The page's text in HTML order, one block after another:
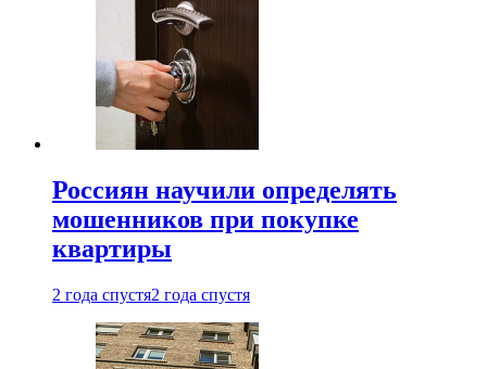
Россиян научили определять
мошенников при покупке
квартиры
2 года спустя2 года спустя